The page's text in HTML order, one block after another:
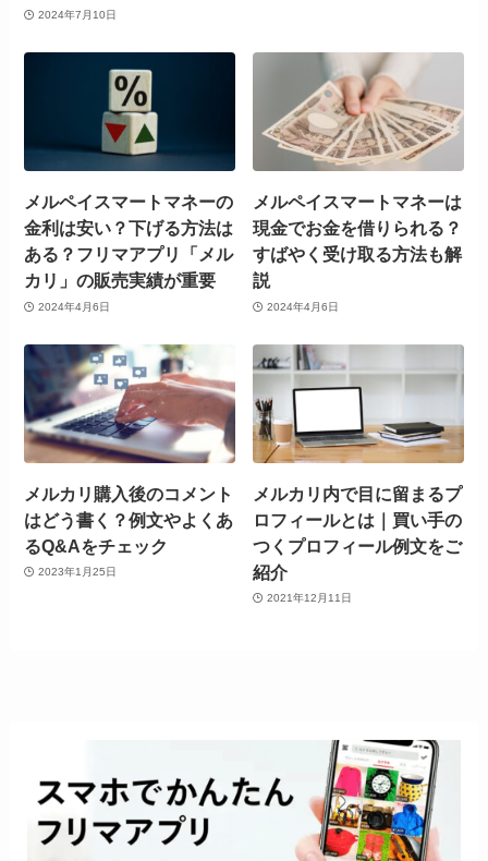
2024年7月10日
メルペイスマートマネーの
金利は安い？下げる方法は
ある？フリマアプリ「メル
カリ」の販売実績が重要
2024年4月6日
メルペイスマートマネーは
現金でお金を借りられる？
すばやく受け取る方法も解
説
2024年4月6日
メルカリ購入後のコメント
はどう書く？例文やよくあ
るQ&Aをチェック
2023年1月25日
メルカリ内で目に留まるプ
ロフィールとは｜買い手の
つくプロフィール例文をご
紹介
2021年12月11日